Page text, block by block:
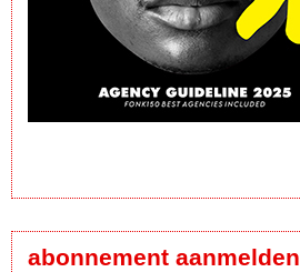
abonnement aanmelden